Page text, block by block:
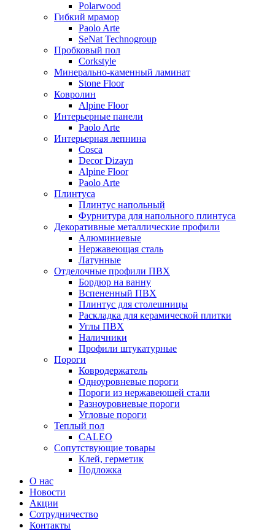
Polarwood
Гибкий мрамор
Paolo Arte
SeNat Technogroup
Пробковый пол
Corkstyle
Минерально-каменный ламинат
Stone Floor
Ковролин
Alpine Floor
Интерьерные панели
Paolo Arte
Интерьерная лепнина
Cosca
Decor Dizayn
Alpine Floor
Paolo Arte
Плинтуса
Плинтус напольный
Фурнитура для напольного плинтуса
Декоративные металлические профили
Алюминиевые
Нержавеющая сталь
Латунные
Отделочные профили ПВХ
Бордюр на ванну
Вспененный ПВХ
Плинтус для столешницы
Раскладка для керамической плитки
Углы ПВХ
Наличники
Профили штукатурные
Пороги
Ковродержатель
Одноуровневые пороги
Пороги из нержавеющей стали
Разноуровневые пороги
Угловые пороги
Теплый пол
CALEO
Сопутствующие товары
Клей, герметик
Подложка
О нас
Новости
Акции
Сотрудничество
Контакты